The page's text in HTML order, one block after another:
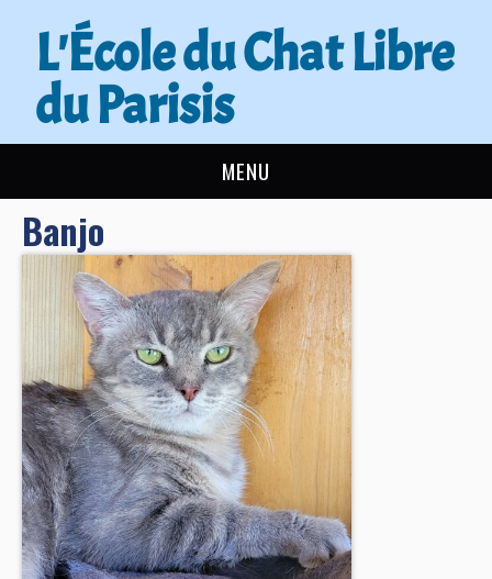
L'École du Chat Libre
du Parisis
MENU
L’ÉCOLE DU CHAT
ACTUALITÉS
ADOPTER
NOUS AIDER
CONTACT
BOUTIQUE
FORUM
Banjo